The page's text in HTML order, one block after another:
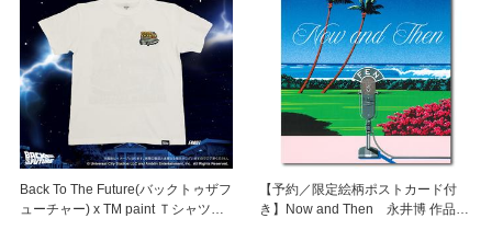
Back To The Future(バックトゥザフ
ューチャー) x TM paint Ｔシャツ
【予約／限定絵柄ポストカード付
き】Now and Then 永井博 作品